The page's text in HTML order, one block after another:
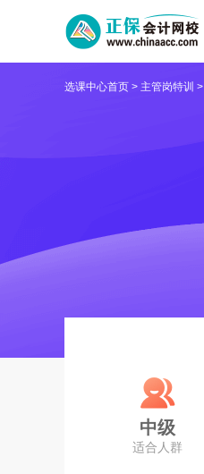
选课中心首页 > 主管岗特训 >
中级
适合人群